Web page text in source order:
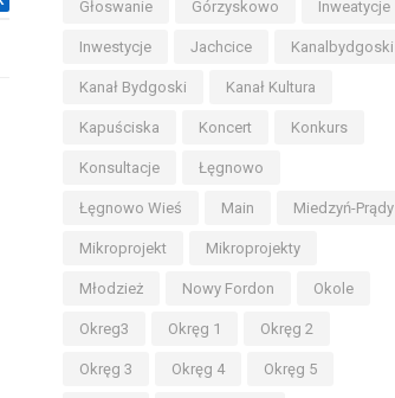
Głoswanie Górzyskowo Inweatycje
Inwestycje Jachcice Kanalbydgoski
Kanał Bydgoski Kanał Kultura
Kapuściska Koncert Konkurs
Konsultacje Łęgnowo
Łęgnowo Wieś Main Miedzyń-Prądy
Mikroprojekt Mikroprojekty
Młodzież Nowy Fordon Okole
Okreg3 Okręg 1 Okręg 2
Okręg 3 Okręg 4 Okręg 5